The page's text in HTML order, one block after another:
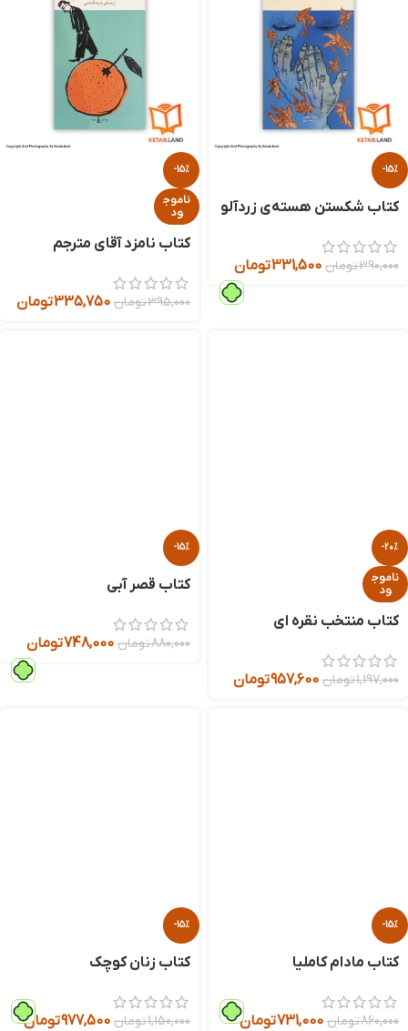
-15%
کتاب شکستن هسته‌ی زردآلو
390,000تومان 331,500تومان
-15%
ناموج
ود
کتاب نامزد آقای مترجم
395,000تومان 335,750تومان
-20%
ناموج
ود
کتاب منتخب نقره‌ ای
1,197,000تومان 957,600تومان
-15%
کتاب قصر آبی
880,000تومان 748,000تومان
-15%
کتاب مادام کاملیا
860,000تومان 731,000تومان
-15%
کتاب زنان کوچک
1,150,000تومان 977,500تومان